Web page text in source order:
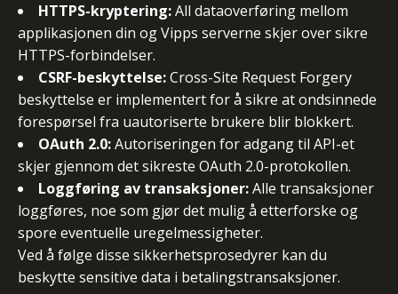
HTTPS-kryptering:All dataoverføring mellom
applikasjonen din og Vipps serverne skjer over sikre
HTTPS-forbindelser.
CSRF-beskyttelse:Cross-Site Request Forgery
beskyttelse er implementert for å sikre at ondsinnede
forespørsel fra uautoriserte brukere blir blokkert.
OAuth 2.0:Autoriseringen for adgang til API-et
skjer gjennom det sikreste OAuth 2.0-protokollen.
Loggføring av transaksjoner:Alle transaksjoner
loggføres, noe som gjør det mulig å etterforske og
spore eventuelle uregelmessigheter.
Ved å følge disse sikkerhetsprosedyrer kan du
beskytte sensitive data i betalingstransaksjoner.